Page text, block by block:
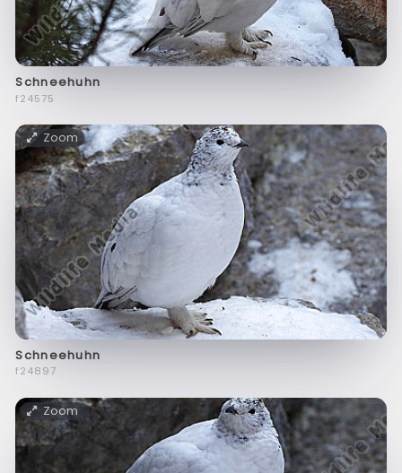
Schneehuhn
f24575
Zoom
Schneehuhn
f24897
Zoom